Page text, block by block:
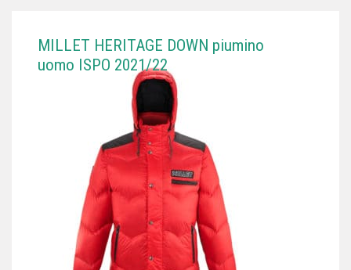
MILLET HERITAGE DOWN piumino
uomo ISPO 2021/22